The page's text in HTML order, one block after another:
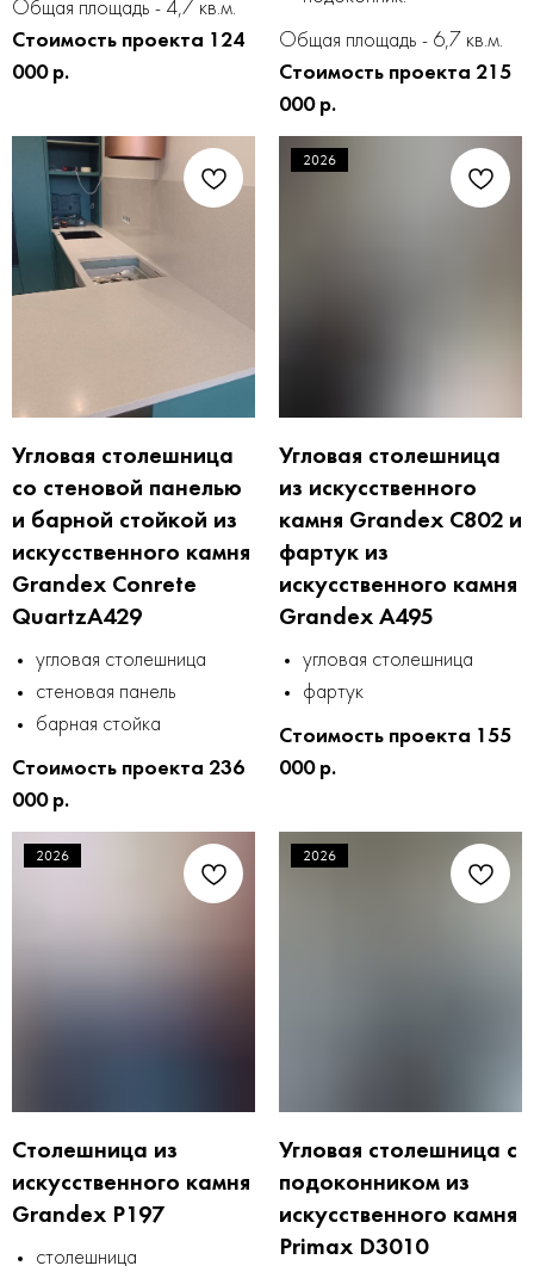
Общая площадь - 4,7 кв.м.
Стоимость проекта 124
000 р.
Общая площадь - 6,7 кв.м.
Стоимость проекта 215
000 р.
Угловая столешница
со стеновой панелью
и барной стойкой из
искусственного камня
Grandex Conrete
QuartzA429
угловая столешница
стеновая панель
барная стойка
Стоимость проекта 236
000 р.
2026
Угловая столешница
из искусственного
камня Grandex C802 и
фартук из
искусственного камня
Grandex A495
угловая столешница
фартук
Стоимость проекта 155
000 р.
2026
Столешница из
искусственного камня
Grandex P197
столешница
2026
Угловая столешница с
подоконником из
искусственного камня
Primax D3010